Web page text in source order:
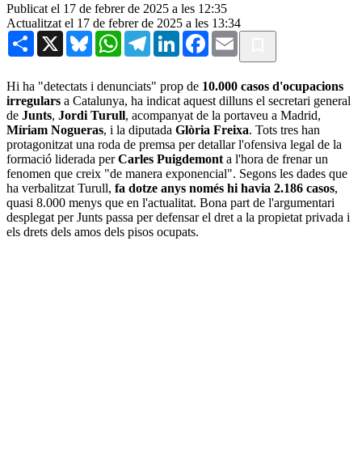
Publicat el 17 de febrer de 2025 a les 12:35
Actualitzat el 17 de febrer de 2025 a les 13:34
Share X BlueskyWhatsAppTelegramLinkedInFacebook
Email
Hi ha "detectats i denunciats" prop de 10.000 casos d'ocupacions
irregulars a Catalunya, ha indicat aquest dilluns el secretari general
de Junts, Jordi Turull, acompanyat de la portaveu a Madrid,
Míriam Nogueras, i la diputada Glòria Freixa. Tots tres han
protagonitzat una roda de premsa per detallar l'ofensiva legal de la
formació liderada perCarles Puigdemont a l'hora de frenar un
fenomen que creix "de manera exponencial". Segons les dades que
ha verbalitzat Turull, fa dotze anys només hi havia 2.186 casos,
quasi 8.000 menys que en l'actualitat. Bona part de l'argumentari
desplegat per Junts passa per defensar el dret a la propietat privada i
els drets dels amos dels pisos ocupats.